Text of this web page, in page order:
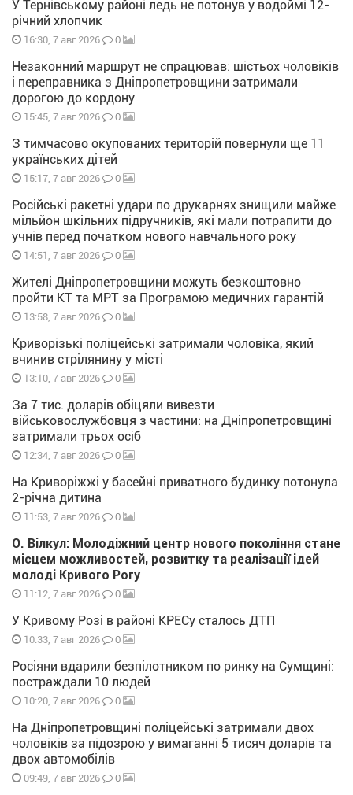
У Тернівському районі ледь не потонув у водоймі 12-
річний хлопчик
16:30, 7 авг 2026 0
Незаконний маршрут не спрацював: шістьох чоловіків
і переправника з Дніпропетровщини затримали
дорогою до кордону
15:45, 7 авг 2026 0
З тимчасово окупованих територій повернули ще 11
українських дітей
15:17, 7 авг 2026 0
Російські ракетні удари по друкарнях знищили майже
мільйон шкільних підручників, які мали потрапити до
учнів перед початком нового навчального року
14:51, 7 авг 2026 0
Жителі Дніпропетровщини можуть безкоштовно
пройти КТ та МРТ за Програмою медичних гарантій
13:58, 7 авг 2026 0
Криворізькі поліцейські затримали чоловіка, який
вчинив стрілянину у місті
13:10, 7 авг 2026 0
За 7 тис. доларів обіцяли вивезти
військовослужбовця з частини: на Дніпропетровщині
затримали трьох осіб
12:34, 7 авг 2026 0
На Криворіжжі у басейні приватного будинку потонула
2-річна дитина
11:53, 7 авг 2026 0
О. Вілкул: Молодіжний центр нового покоління стане
місцем можливостей, розвитку та реалізації ідей
молоді Кривого Рогу
11:12, 7 авг 2026 0
У Кривому Розі в районі КРЕСу сталось ДТП
10:33, 7 авг 2026 0
Росіяни вдарили безпілотником по ринку на Сумщині:
постраждали 10 людей
10:20, 7 авг 2026 0
На Дніпропетровщині поліцейські затримали двох
чоловіків за підозрою у вимаганні 5 тисяч доларів та
двох автомобілів
09:49, 7 авг 2026 0